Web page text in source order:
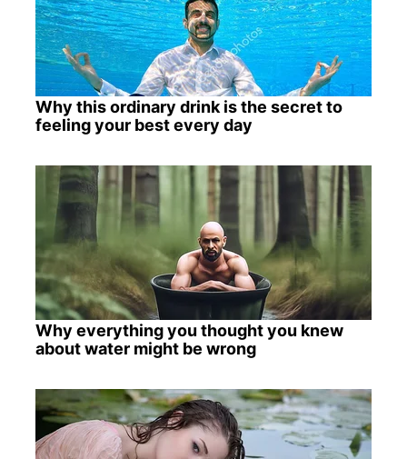
Why this ordinary drink is the secret to
feeling your best every day
Why everything you thought you knew
about water might be wrong